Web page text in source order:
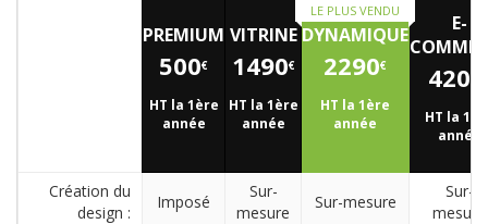
PREMIUM
500€
HT la 1ère
année
VITRINE
1490€
HT la 1ère
année
LE PLUS VENDU
DYNAMIQUE
2290€
HT la 1ère
année
E-
4200
HT la
année
Création du
design :
Imposé
Sur-
mesure
Sur-mesure
Sur-
mesure